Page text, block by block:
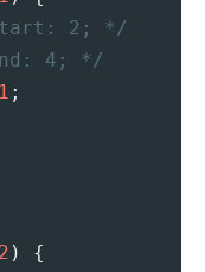
2; */
4; */
;
2 ) {